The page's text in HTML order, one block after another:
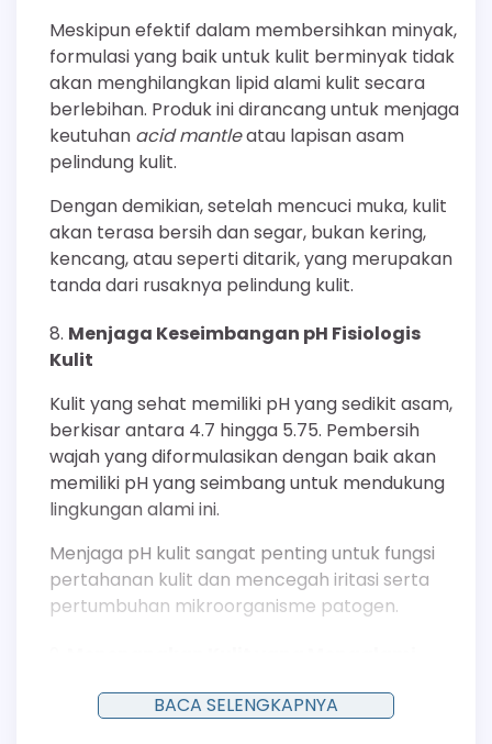
Meskipun efektif dalam membersihkan minyak,
formulasi yang baik untuk kulit berminyak tidak
akan menghilangkan lipid alami kulit secara
berlebihan. Produk ini dirancang untuk menjaga
keutuhan acid mantleatau lapisan asam
pelindung kulit.
Dengan demikian, setelah mencuci muka, kulit
akan terasa bersih dan segar, bukan kering,
kencang, atau seperti ditarik, yang merupakan
tanda dari rusaknya pelindung kulit.
Menjaga Keseimbangan pH Fisiologis
Kulit
Kulit yang sehat memiliki pH yang sedikit asam,
berkisar antara 4.7 hingga 5.75. Pembersih
wajah yang diformulasikan dengan baik akan
memiliki pH yang seimbang untuk mendukung
lingkungan alami ini.
Menjaga pH kulit sangat penting untuk fungsi
pertahanan kulit dan mencegah iritasi serta
pertumbuhan mikroorganisme patogen.
Banyak produk Emina mengandung bahan-
BACA SELENGKAPNYA